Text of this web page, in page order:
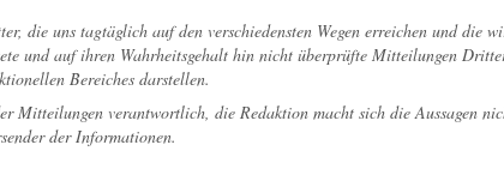
die uns tagtäglich auf den verschiedensten Wegen erreichen und die
und auf ihren Wahrheitsgehalt hin nicht überprüfte Mitteilungen
Bereiches darstellen.
Mitteilungen verantwortlich, die Redaktion macht sich die Aussagen
der Informationen.